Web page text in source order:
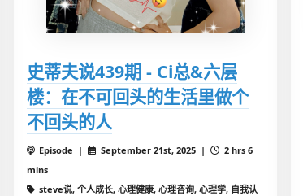
史蒂夫说439期 - Ci总&六层
楼：在不可回头的生活里做个
不回头的人
Episode | September 21st, 2025 |
2 hrs 6
mins
steve说, 个人成长, 心理健康, 心理咨询, 心理学, 自我认